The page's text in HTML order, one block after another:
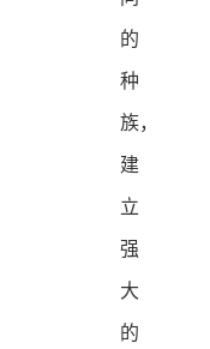
的
种
族，
建
立
强
大
的